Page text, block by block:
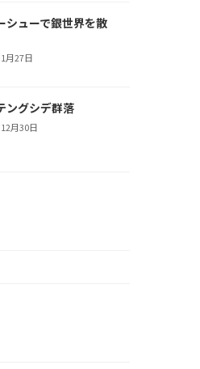
シューで銀世界を散
月27日
ングシデ群落
月30日